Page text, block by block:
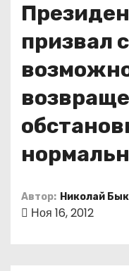
призвал
Автор: Николай
Ноя 16, 2012